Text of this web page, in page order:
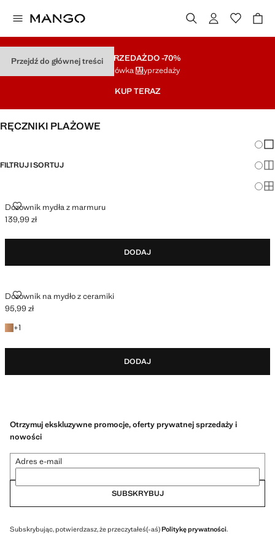
Przejdź do głównej treściWYPRZEDAŻDO -70%
Końcówka Wyprzedaży
KUP TERAZ
RĘCZNIKI PLAŻOWE
FILTRUJ I SORTUJ
Dozownik mydła z marmuru
DOZOWNIK MYDŁA Z MARMURU
Aktualna cena [139,99 zł ]
139,99 zł
DODAJ
Dozownik na mydło z ceramiki
DOZOWNIK NA MYDŁO Z CERAMIKI
Aktualna cena [95,99 zł ]
95,99 zł
+1
+1 kolor
DODAJ
Otrzymuj ekskluzywne promocje, oferty prywatnej sprzedaży i
nowości
Adres e-mail
SUBSKRYBUJ
Subskrybując, potwierdzasz, że przeczytałeś(-aś)Politykę prywatności.